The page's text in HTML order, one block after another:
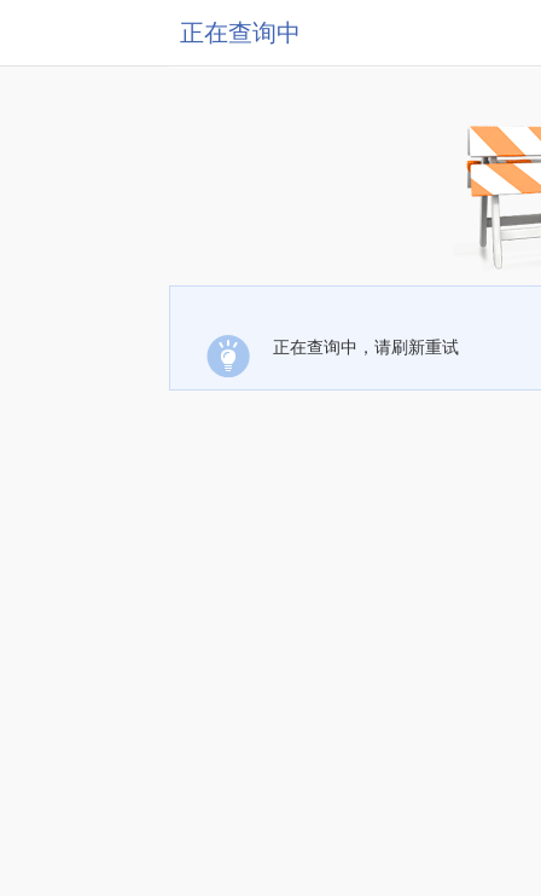
正在查询中
正在查询中，请刷新重试